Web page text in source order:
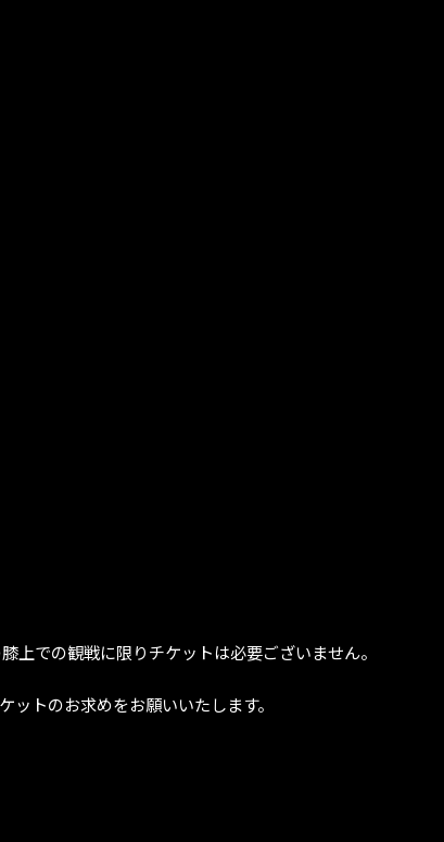
での観戦に限りチケットは必要ございません。
トのお求めをお願いいたします。